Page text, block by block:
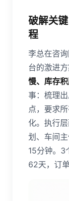
破解关
程
李总在咨
台的激进
慢、库存
事：梳理
点，要求
化。执行
划、车间
15分钟。3
62天，订